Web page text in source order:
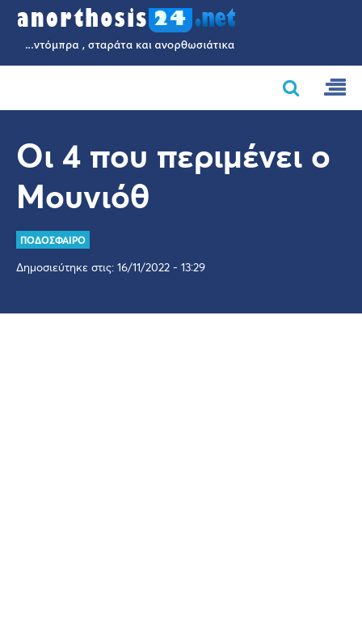
Οι 4 που περιμένει ο
Μουνιόθ
ΠΟΔΟΣΦΑΙΡΟ
Δημοσιεύτηκε στις: 16/11/2022 - 13:29